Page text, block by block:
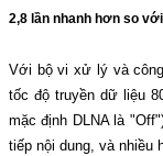
2,8 lần nhanh hơn so
Với bộ vi xử lý và
tốc độ truyền dữ liệu
mặc định DLNA là
tiếp nội dung, và nhiều